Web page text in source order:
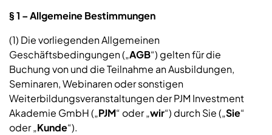
§ 1 – Allgemeine Bestimmungen
(1) Die vorliegenden Allgemeinen
Geschäftsbedingungen („AGB“) gelten für die
Buchung von und die Teilnahme an Ausbildungen,
Seminaren, Webinaren oder sonstigen
Weiterbildungsveranstaltungen der PJM Investment
Akademie GmbH („PJM“ oder „wir“) durch Sie („Sie“
oder „Kunde“).